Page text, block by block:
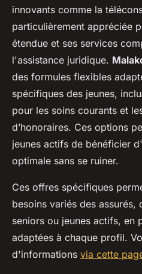
innovants comme la
particulièrement appréciée
étendue et ses services
l'assistance juridique.
des formules flexibles
spécifiques des jeunes,
pour les soins courants et
d’honoraires. Ces options
jeunes actifs de bénéficier
optimale sans se ruiner.
Ces offres spécifiques
besoins variés des
seniors ou jeunes actifs, en
adaptées à chaque profil.
d'informations via cette